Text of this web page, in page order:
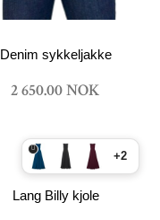
Denim sykkeljakke
2 650.00 NOK
+2
Lang Billy kjole